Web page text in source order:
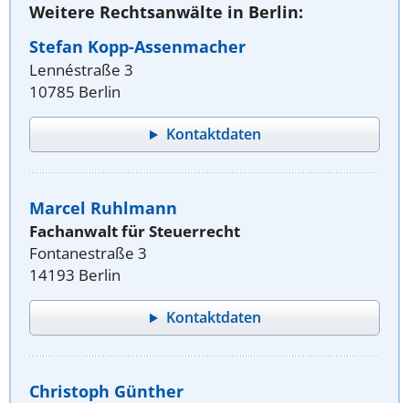
Weitere Rechtsanwälte in Berlin:
Stefan Kopp-Assenmacher
Lennéstraße 3
10785 Berlin
Kontaktdaten
Marcel Ruhlmann
Fachanwalt für Steuerrecht
Fontanestraße 3
14193 Berlin
Kontaktdaten
Christoph Günther